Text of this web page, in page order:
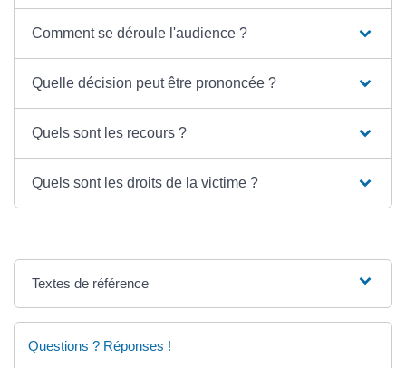
Comment se déroule l'audience ?
Quelle décision peut être prononcée ?
Quels sont les recours ?
Quels sont les droits de la victime ?
Textes de référence
Questions ? Réponses !